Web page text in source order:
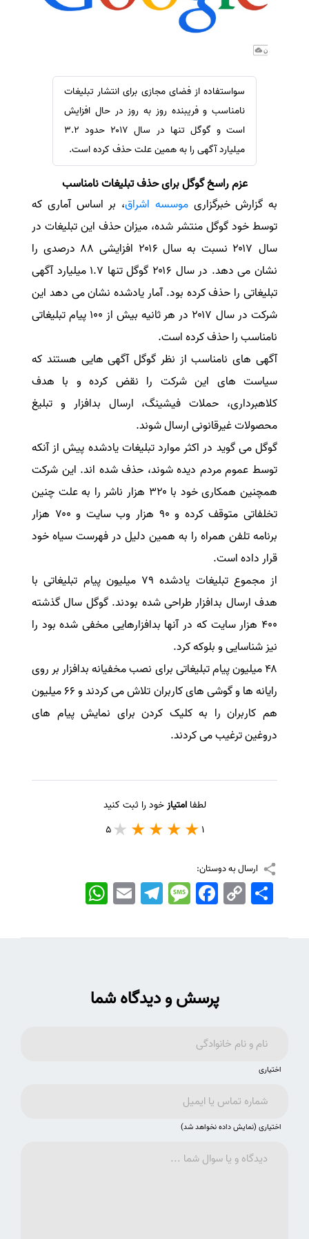
ترجمه عربی به فارسی
مشاهده همه زبان ها
سفارش ویرایش
سفارش پارافریز
سفارش فرمت‌بندی
سفارش کاهش کمیت
سفارش معرفی مجله
سفارش معرفی مقاله
سفارش معرفی کتاب
سفارش ترجمه مولتی‌مدیا
سفارش گویندگی
سفارش تولید محتوا
سفارش ترجمه همزمان
سفارش چکیده گرافیکی
سفارش تهیه کاورلتر
سفارش انگیزه‌نامه‌SOP
سواستفاده از فضای مجازی برای انتشار تبلیغات
نامناسب و فریبنده روز به روز در حال افزایش
است و گوگل تنها در سال ۲۰۱۷ حدود ۳.۲
میلیارد آگهی را به همین علت حذف کرده است.
عزم راسخ گوگل برای حذف تبلیغات نامناسب
به گزارش خبرگزاریموسسه اشراق، بر اساس آماری که
توسط خود گوگل منتشر شده، میزان حذف این تبلیغات در
سال ۲۰۱۷ نسبت به سال ۲۰۱۶ افزایشی ۸۸ درصدی را
نشان می دهد. در سال ۲۰۱۶ گوگل تنها ۱.۷ میلیارد آگهی
تبلیغاتی را حذف کرده بود. آمار یادشده نشان می دهد این
شرکت در سال ۲۰۱۷ در هر ثانیه بیش از ۱۰۰ پیام تبلیغاتی
نامناسب را حذف کرده است.
آگهی های نامناسب از نظر گوگل آگهی هایی هستند که
سیاست های این شرکت را نقض کرده و با هدف
کلاهبرداری، حملات فیشینگ، ارسال بدافزار و تبلیغ
محصولات غیرقانونی ارسال شوند.
گوگل می گوید در اکثر موارد تبلیغات یادشده پیش از آنکه
توسط عموم مردم دیده شوند، حذف شده اند. این شرکت
همچنین همکاری خود با ۳۲۰ هزار ناشر را به علت چنین
تخلفاتی متوقف کرده و ۹۰ هزار وب سایت و ۷۰۰ هزار
برنامه تلفن همراه را به همین دلیل در فهرست سیاه خود
قرار داده است.
از مجموع تبلیغات یادشده ۷۹ میلیون پیام تبلیغاتی با
هدف ارسال بدافزار طراحی شده بودند. گوگل سال گذشته
۴۰۰ هزار سایت که در آنها بدافزارهایی مخفی شده بود را
نیز شناسایی و بلوکه کرد.
۴۸ میلیون پیام تبلیغاتی برای نصب مخفیانه بدافزار بر روی
رایانه ها و گوشی های کاربران تلاش می کردند و ۶۶ میلیون
هم کاربران را به کلیک کردن برای نمایش پیام های
دروغین ترغیب می کردند.
لطفاامتیازخود را ثبت کنید
1
5
ارسال به دوستان:
WhatsApp EmailTelegramMessageFacebook Copy
Link
اشتراک
پرسش و دیدگاه شما
اختیاری
اختیاری (نمایش داده نخواهد شد)